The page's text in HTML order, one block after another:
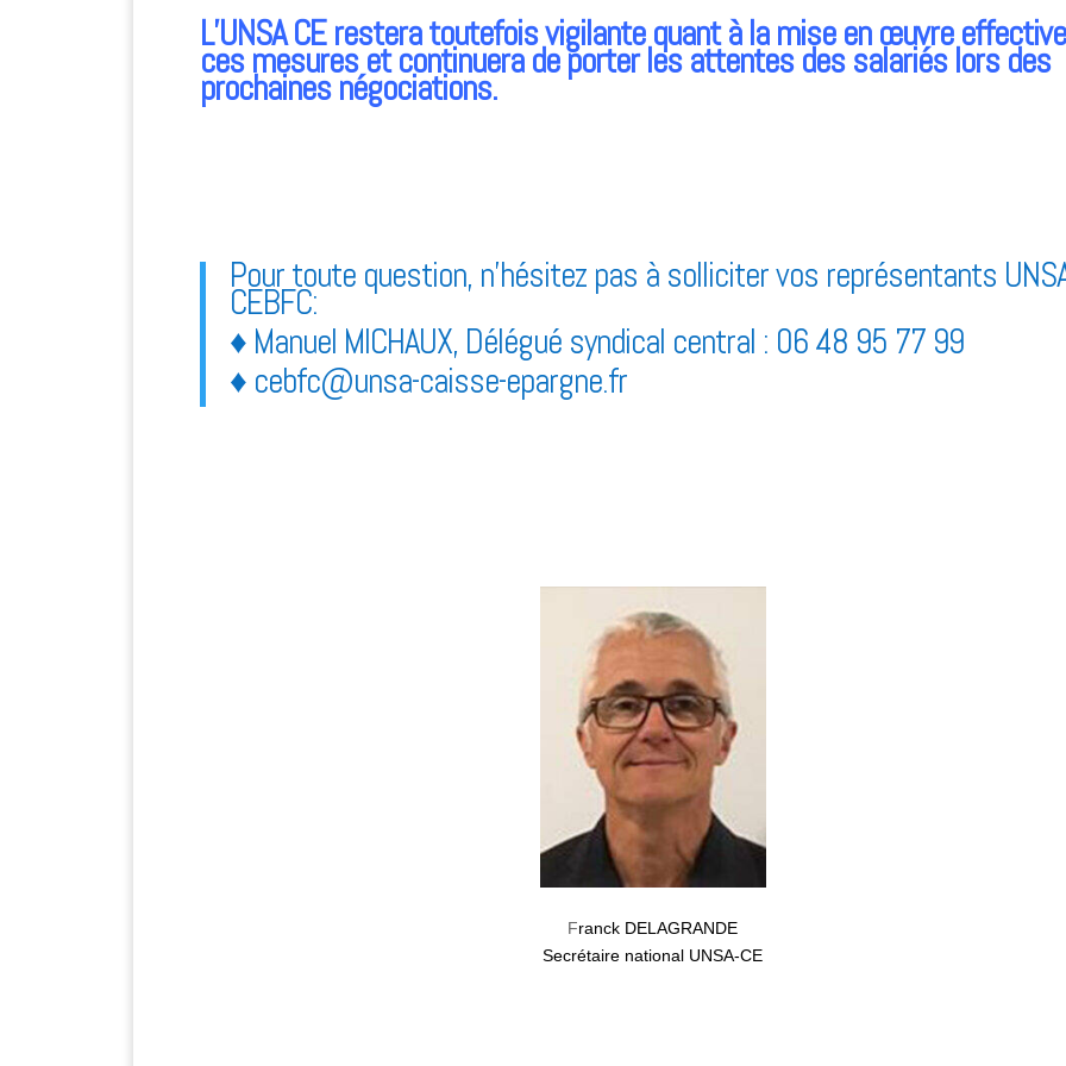
L’UNSA CE restera toutefois vigilante quant à la mise en œuvre
ces mesures et continuera de porter les attentes des salariés lors des
prochaines négociations.
Pour toute question, n’hésitez pas à solliciter vos représentants
CEBFC:
♦ Manuel MICHAUX, Délégué syndical central : 06 48 95 77 99
♦ cebfc@unsa-caisse-epargne.fr
Franck DELAGRANDE
Secrétaire national UNSA-CE